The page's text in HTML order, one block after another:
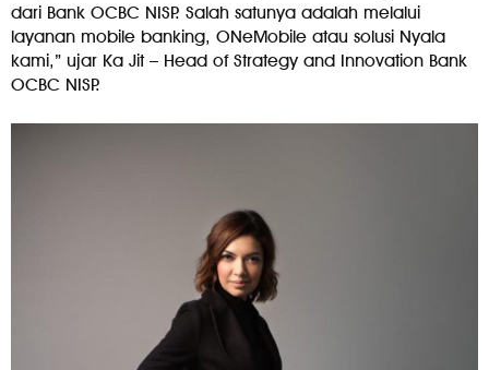
dari Bank OCBC NISP. Salah satunya adalah melalui
layanan mobile banking, ONeMobile atau solusi Nyala
kami,” ujar Ka Jit – Head of Strategy and Innovation Bank
OCBC NISP.